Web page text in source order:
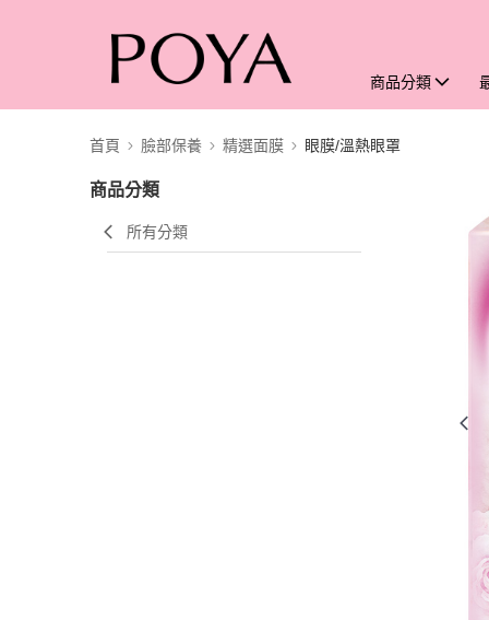
商品分類
首頁 臉部保養 精選面膜 眼膜/溫熱眼罩
商品分類
所有分類